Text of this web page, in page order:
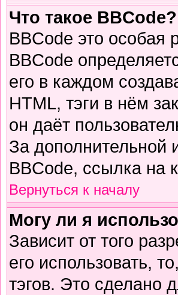
Что такое BBCode?
BBCode это особая
BBCode
его в каждом
HTML, тэги в нём
он даёт
За дополнительной
BBCode, ссылка на
Вернуться к началу
Могу ли я
Зависит от того
его использовать,
тэгов. Это сделано